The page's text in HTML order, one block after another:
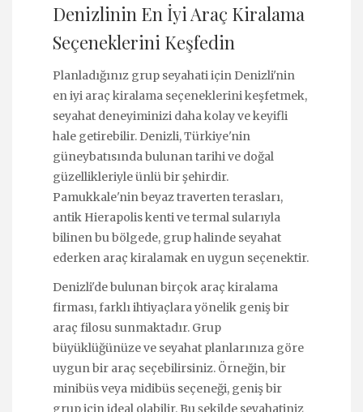
Denizlinin En İyi Araç Kiralama
Seçeneklerini Keşfedin
Planladığınız grup seyahati için Denizli'nin
en iyi araç kiralama seçeneklerini keşfetmek,
seyahat deneyiminizi daha kolay ve keyifli
hale getirebilir. Denizli, Türkiye'nin
güneybatısında bulunan tarihi ve doğal
güzellikleriyle ünlü bir şehirdir.
Pamukkale'nin beyaz traverten terasları,
antik Hierapolis kenti ve termal sularıyla
bilinen bu bölgede, grup halinde seyahat
ederken araç kiralamak en uygun seçenektir.
Denizli'de bulunan birçok araç kiralama
firması, farklı ihtiyaçlara yönelik geniş bir
araç filosu sunmaktadır. Grup
büyüklüğünüze ve seyahat planlarınıza göre
uygun bir araç seçebilirsiniz. Örneğin, bir
minibüs veya midibüs seçeneği, geniş bir
grup için ideal olabilir. Bu şekilde seyahatiniz